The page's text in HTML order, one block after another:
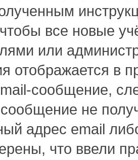
все новые
или
отображается в
сообщение,
не
адрес email
что ввели